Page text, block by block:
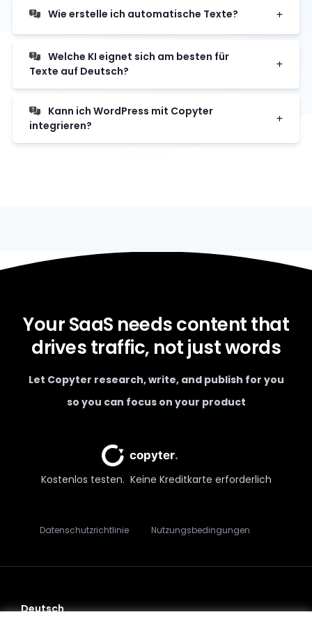
Wie erstelle ich automatische Texte?
Welche KI eignet sich am besten für
Texte auf Deutsch?
Kann ich WordPress mit Copyter
integrieren?
Your SaaS needs content that
drives traffic, not just words
Let Copyter research, write, and publish for you
so you can focus on your product
Kostenlos testen. Keine Kreditkarte erforderlich
Datenschutzrichtlinie Nutzungsbedingungen
Deutsch